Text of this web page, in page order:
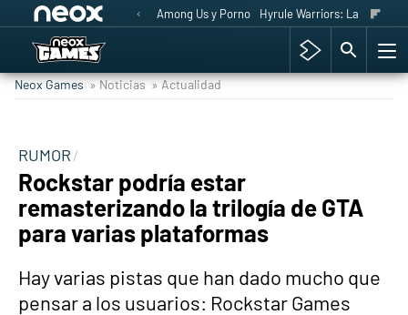
Among Us y Porno Hyrule Warriors: La Era del
Neox Games » Noticias » Actualidad
RUMOR
Rockstar podría estar
remasterizando la trilogía de GTA
para varias plataformas
Hay varias pistas que han dado mucho que
pensar a los usuarios: Rockstar Games